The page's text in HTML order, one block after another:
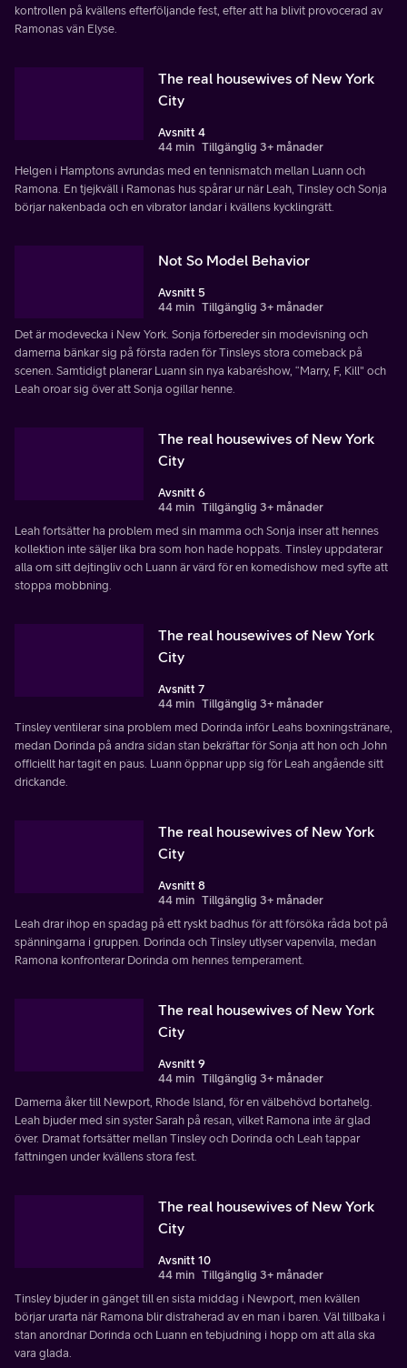
kontrollen på kvällens efterföljande fest, efter att ha blivit provocerad av
Ramonas vän Elyse.
The real housewives of New York
City
Avsnitt 4
44 min Tillgänglig 3+ månader
Helgen i Hamptons avrundas med en tennismatch mellan Luann och
Ramona. En tjejkväll i Ramonas hus spårar ur när Leah, Tinsley och Sonja
börjar nakenbada och en vibrator landar i kvällens kycklingrätt.
Not So Model Behavior
Avsnitt 5
44 min Tillgänglig 3+ månader
Det är modevecka i New York. Sonja förbereder sin modevisning och
damerna bänkar sig på första raden för Tinsleys stora comeback på
scenen. Samtidigt planerar Luann sin nya kabaréshow, “Marry, F, Kill" och
Leah oroar sig över att Sonja ogillar henne.
The real housewives of New York
City
Avsnitt 6
44 min Tillgänglig 3+ månader
Leah fortsätter ha problem med sin mamma och Sonja inser att hennes
kollektion inte säljer lika bra som hon hade hoppats. Tinsley uppdaterar
alla om sitt dejtingliv och Luann är värd för en komedishow med syfte att
stoppa mobbning.
The real housewives of New York
City
Avsnitt 7
44 min Tillgänglig 3+ månader
Tinsley ventilerar sina problem med Dorinda inför Leahs boxningstränare,
medan Dorinda på andra sidan stan bekräftar för Sonja att hon och John
officiellt har tagit en paus. Luann öppnar upp sig för Leah angående sitt
drickande.
The real housewives of New York
City
Avsnitt 8
44 min Tillgänglig 3+ månader
Leah drar ihop en spadag på ett ryskt badhus för att försöka råda bot på
spänningarna i gruppen. Dorinda och Tinsley utlyser vapenvila, medan
Ramona konfronterar Dorinda om hennes temperament.
The real housewives of New York
City
Avsnitt 9
44 min Tillgänglig 3+ månader
Damerna åker till Newport, Rhode Island, för en välbehövd bortahelg.
Leah bjuder med sin syster Sarah på resan, vilket Ramona inte är glad
över. Dramat fortsätter mellan Tinsley och Dorinda och Leah tappar
fattningen under kvällens stora fest.
The real housewives of New York
City
Avsnitt 10
44 min Tillgänglig 3+ månader
Tinsley bjuder in gänget till en sista middag i Newport, men kvällen
börjar urarta när Ramona blir distraherad av en man i baren. Väl tillbaka i
stan anordnar Dorinda och Luann en tebjudning i hopp om att alla ska
vara glada.